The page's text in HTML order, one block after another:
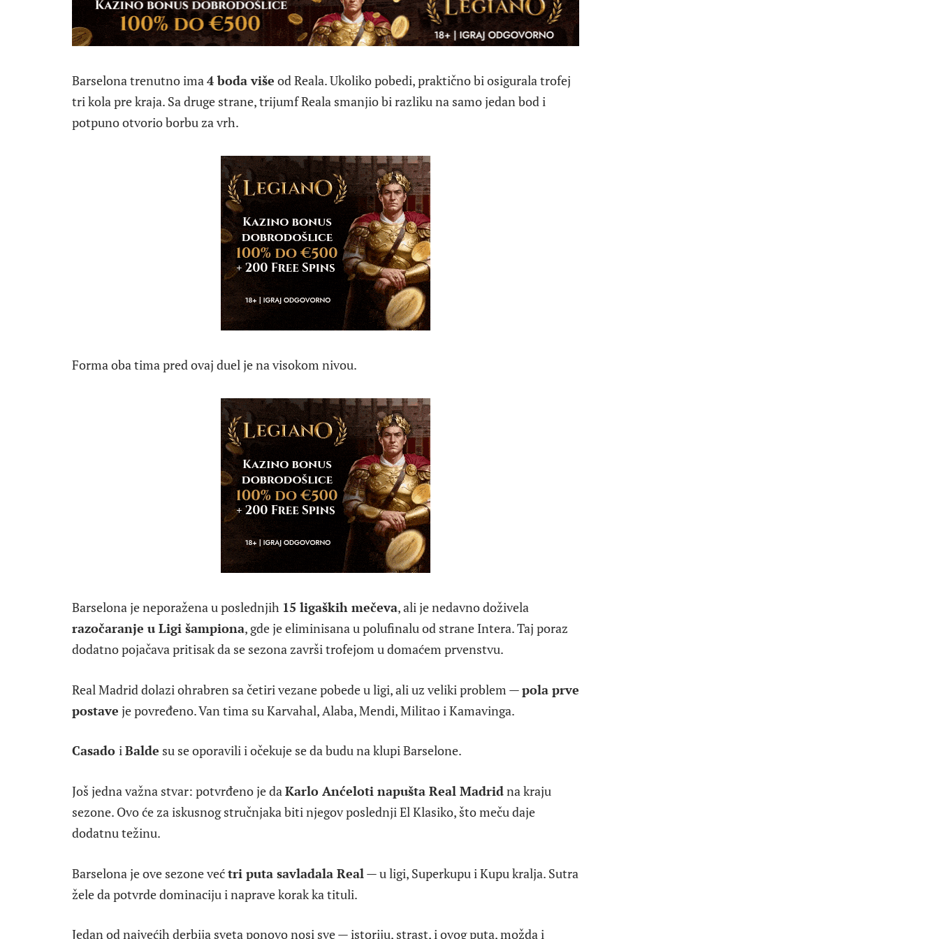
Barselona trenutno ima 4 boda više od Reala. Ukoliko pobedi, praktično bi osigurala trofej
tri kola pre kraja. Sa druge strane, trijumf Reala smanjio bi razliku na samo jedan bod i
potpuno otvorio borbu za vrh.
Forma oba tima pred ovaj duel je na visokom nivou.
Barselona je neporažena u poslednjih 15 ligaških mečeva, ali je nedavno doživela
razočaranje u Ligi šampiona, gde je eliminisana u polufinalu od strane Intera. Taj poraz
dodatno pojačava pritisak da se sezona završi trofejom u domaćem prvenstvu.
Real Madrid dolazi ohrabren sa četiri vezane pobede u ligi, ali uz veliki problem —pola prve
postave je povređeno. Van tima su Karvahal, Alaba, Mendi, Militao i Kamavinga.
Casado iBalde su se oporavili i očekuje se da budu na klupi Barselone.
Još jedna važna stvar: potvrđeno je daKarlo Anćeloti napušta Real Madridna kraju
sezone. Ovo će za iskusnog stručnjaka biti njegov poslednji El Klasiko, što meču daje
dodatnu težinu.
Barselona je ove sezone većtri puta savladala Real — u ligi, Superkupu i Kupu kralja. Sutra
žele da potvrde dominaciju i naprave korak ka tituli.
Jedan od najvećih derbija sveta ponovo nosi sve — istoriju, strast, i ovog puta, možda i